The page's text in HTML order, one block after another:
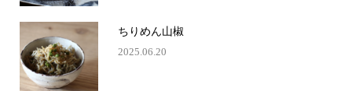
ちりめん山椒
2025.06.20